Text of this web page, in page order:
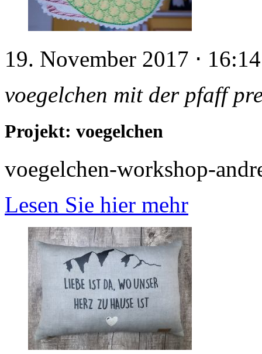
19. November 2017 ⋅
voegelchen mit der pfaff
Projekt: voegelchen
voegelchen-workshop-
Lesen Sie hier mehr